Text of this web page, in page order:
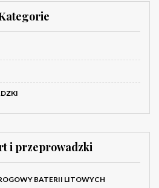
i przeprowadzki
BATERII LITOWYCH